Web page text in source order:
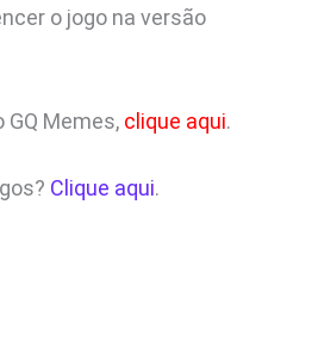
o jogo na versão
GQ Memes, clique aqui.
Clique aqui.